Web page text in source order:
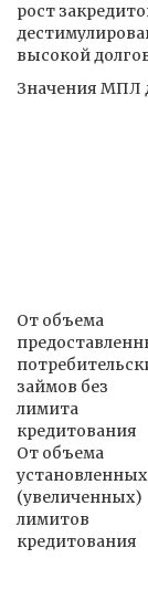
рост
высокой
Значения МПЛ
От объема
займов без
лимита
кредитования
От объема
установленных
(увеличенных)
лимитов
кредитования